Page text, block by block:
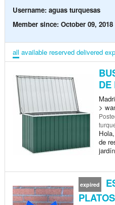
Username: aguas turquesas
Member since: October 09, 2018
all available reserved delivered
DE
>
de
expired
PLATOS